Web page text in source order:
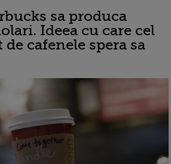
sa produca
Ideea cu care cel
cafenele spera sa